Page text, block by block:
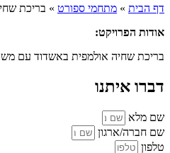
דף הבית » מתחמי ספורט » בריכת
אודות הפרויקט:
בריכת שחיה אולמפית באשדוד עם
דברו איתנו
שם מלא
שם חברה/ארגון
טלפון